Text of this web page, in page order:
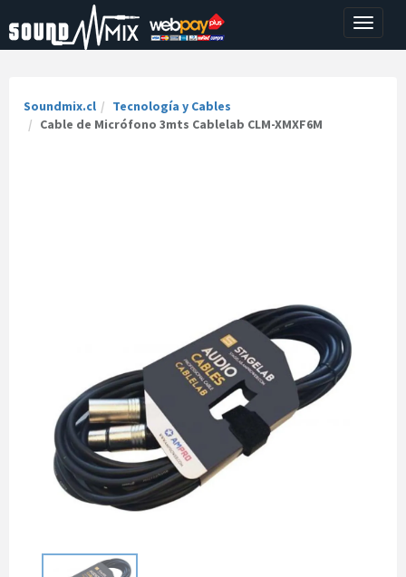
Toggle
Soundmix.cl
Tecnología y Cables
Cable de Micrófono 3mts Cablelab CLM-XMXF6M